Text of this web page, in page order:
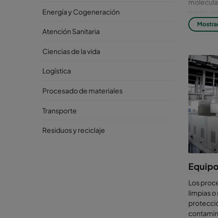
Energía y Cogeneración
Atención Sanitaria
Ciencias de la vida
Logística
Procesado de materiales
Transporte
Residuos y reciclaje
El
La
la
no
afectar
que se
equipos
blancas.
los
enorme.
cientos
mínimo
Los
limpias